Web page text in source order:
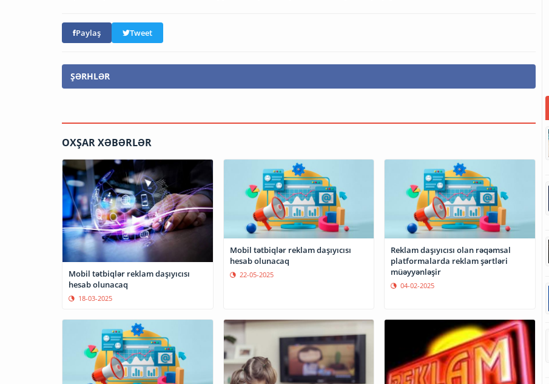
Paylaş Tweet
ŞƏRHLƏR
OXŞAR XƏBƏRLƏR
Mobil tətbiqlər reklam daşıyıcısı
hesab olunacaq
18-03-2025
Mobil tətbiqlər reklam daşıyıcısı
hesab olunacaq
22-05-2025
Reklam daşıyıcısı olan rəqəmsal
platformalarda reklam şərtləri
müəyyənləşir
04-02-2025